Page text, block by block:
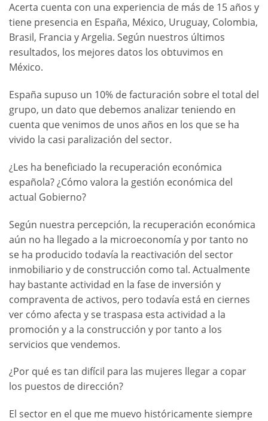
Acerta cuenta con una experiencia de más de 15 años y
tiene presencia en España, México, Uruguay, Colombia,
Brasil, Francia y Argelia. Según nuestros últimos
resultados, los mejores datos los obtuvimos en
México.
España supuso un 10% de facturación sobre el total del
grupo, un dato que debemos analizar teniendo en
cuenta que venimos de unos años en los que se ha
vivido la casi paralización del sector.
¿Les ha beneficiado la recuperación económica
española? ¿Cómo valora la gestión económica del
actual Gobierno?
Según nuestra percepción, la recuperación económica
aún no ha llegado a la microeconomía y por tanto no
se ha producido todavía la reactivación del sector
inmobiliario y de construcción como tal. Actualmente
hay bastante actividad en la fase de inversión y
compraventa de activos, pero todavía está en ciernes
ver cómo afecta y se traspasa esta actividad a la
promoción y a la construcción y por tanto a los
servicios que vendemos.
¿Por qué es tan difícil para las mujeres llegar a copar
los puestos de dirección?
El sector en el que me muevo históricamente siempre